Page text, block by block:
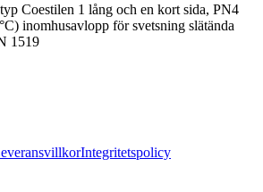
Coestilen 1 lång och en kort sida, PN4
inomhusavlopp för svetsning slätända
1519
Integritetspolicy